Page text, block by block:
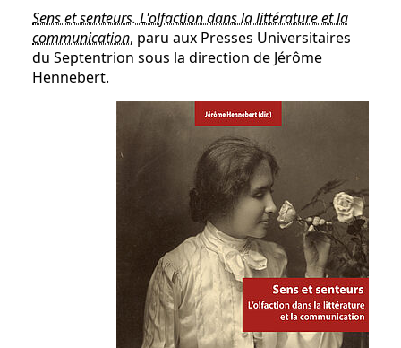
Sens et senteurs. L'olfaction dans la littérature et la
communication, paru aux Presses Universitaires
du Septentrion sous la direction de Jérôme
Hennebert.